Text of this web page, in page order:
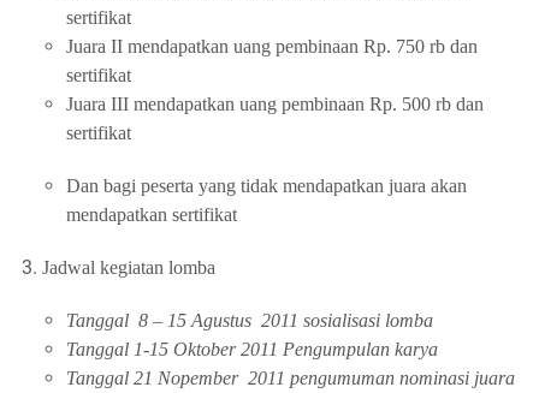
sertifikat
Juara II mendapatkan uang pembinaan Rp. 750 rb dan
sertifikat
Juara III mendapatkan uang pembinaan Rp. 500 rb dan
sertifikat
Dan bagi peserta yang tidak mendapatkan juara akan
mendapatkan sertifikat
Jadwal kegiatan lomba
Tanggal 8 – 15 Agustus 2011 sosialisasi lomba
Tanggal 1-15 Oktober 2011 Pengumpulan karya
Tanggal 21 Nopember 2011 pengumuman nominasi juara